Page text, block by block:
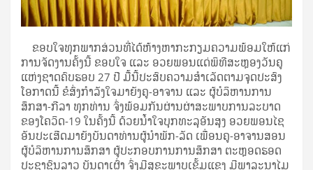
ຂອບໃຈທຸກພາກສ່ວນທີ່ໄດ້ຫ້າງຫາກະກຽມຄວາມພ້ອມໃຫ້ແກ່
ການຈັດງານຄັ້ງນີ້ ຂອບໃຈ ແລະ ອວຍພອນແດ່ພິທີສະຫຼອງວັນຄູ
ແຫ່ງຊາດຄົບຮອບ 27 ປີ ມື້ນີ້ປະສົບຄວາມສໍາເລັດຕາມຈຸດປະສົງ
ໂອກາດນີ້ ຂໍສົ່ງກໍາລັງໃຈມາຍັງຄູ-ອາຈານ ແລະ ຜູ້ບໍລິຫານການ
ສຶກສາ-ກີລາ ທຸກທ່ານ ຈົ່ງພ້ອມກັນຜ່ານຜ່າສະພາບການລະບາດ
ຂອງໂຄວິດ-19 ໃນຄັ້ງນີ້ ດ້ວຍນໍ້າໃຈບຸກທະລຸອັນສຸງ ອວຍພອນໄຊ
ອັນປະເສີດມາຍັງບັນດາທ່ານຜູ້ນໍາພັກ-ລັດ ເພື່ອນຄູ-ອາຈານສອນ
ຜູ້ບໍລິຫານການສຶກສາ ຜູ້ປະກອບການການສຶກສາ ຕະຫຼອດຮອດ
ປະຊາຊົນລາວ ບັນດາເຜົ່າ ຈົ່ງມີສຸຂະພາບເຂັ້ມແຂງ ມີພາລະນາໄມ